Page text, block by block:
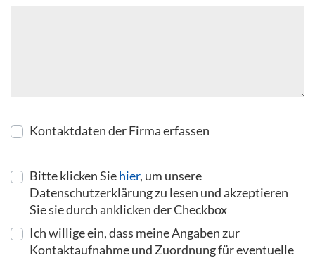
Kontaktdaten der Firma erfassen
Bitte klicken Siehier, um unsere
Datenschutzerklärung zu lesen und akzeptieren
Sie sie durch anklicken der Checkbox
Ich willige ein, dass meine Angaben zur
Kontaktaufnahme und Zuordnung für eventuelle